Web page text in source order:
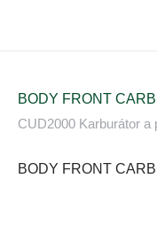
BODY FRONT
CUD2000 Karburátor
BODY FRONT